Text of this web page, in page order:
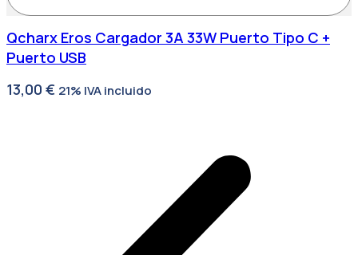
Qcharx Eros Cargador 3A 33W Puerto Tipo C +
Puerto USB
13,00 € 21% IVA incluido